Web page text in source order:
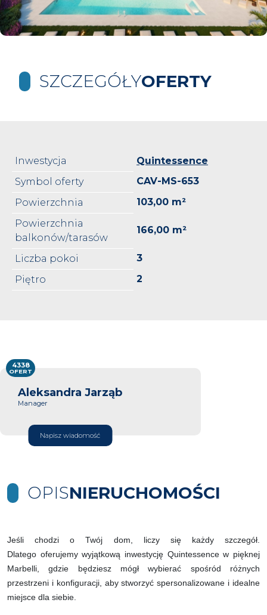
SZCZEGÓŁYOFERTY
Inwestycja
Quintessence
Symbol oferty
CAV-MS-653
Powierzchnia
103,00 m²
Powierzchnia
balkonów/tarasów
166,00 m²
Liczba pokoi
3
Piętro
2
Aleksandra Jarząb
Manager
Napisz wiadomość
4338
OFERT
OPISNIERUCHOMOŚCI
Jeśli chodzi o Twój dom, liczy się każdy szczegół.
Dlatego oferujemy wyjątkową inwestycję Quintessence w pięknej
Marbelli, gdzie będziesz mógł wybierać spośród różnych
przestrzeni i konfiguracji, aby stworzyć spersonalizowane i idealne
miejsce dla siebie.